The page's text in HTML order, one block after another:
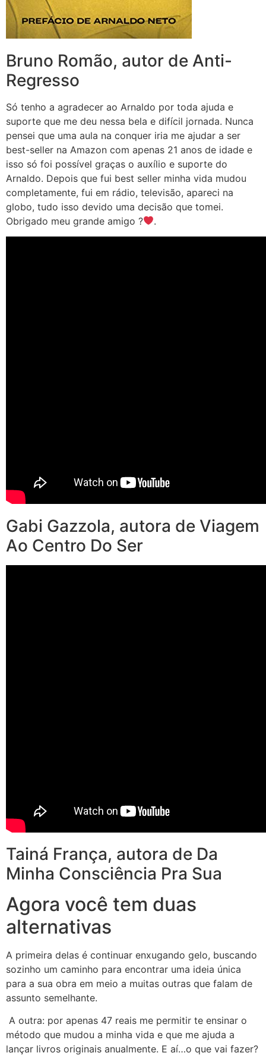
Bruno Romão, autor de Anti-
Regresso
Só tenho a agradecer ao Arnaldo por toda ajuda e
suporte que me deu nessa bela e difícil jornada. Nunca
pensei que uma aula na conquer iria me ajudar a ser
best-seller na Amazon com apenas 21 anos de idade e
isso só foi possível graças o auxílio e suporte do
Arnaldo. Depois que fui best seller minha vida mudou
completamente, fui em rádio, televisão, apareci na
globo, tudo isso devido uma decisão que tomei.
Obrigado meu grande amigo ?
.
Gabi Gazzola, autora de Viagem
Ao Centro Do Ser
Tainá França, autora de Da
Minha Consciência Pra Sua
Agora você tem duas
alternativas
A primeira delas é continuar enxugando gelo, buscando
sozinho um caminho para encontrar uma ideia única
para a sua obra em meio a muitas outras que falam de
assunto semelhante.
A outra: por apenas 47 reais me permitir te ensinar o
método que mudou a minha vida e que me ajuda a
lançar livros originais anualmente. E aí…o que vai fazer?